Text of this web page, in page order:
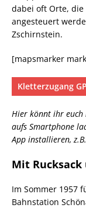
dabei oft Orte,
angesteuert
Zschirnstein.
[mapsmarker
Kletterzugang
Hier könnt ihr euch
aufs Smartphone
App installieren,
Mit Rucksack
Im Sommer 1957
Bahnstation